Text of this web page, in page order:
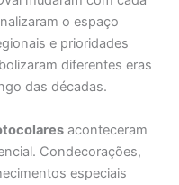
o espaço
e prioridades
diferentes eras
das décadas.
aconteceram
Condecorações,
especiais